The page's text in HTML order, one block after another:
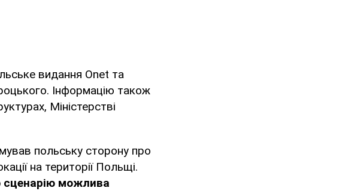
видання Onet та
Інформацію також
Міністерстві
польську сторону про
на території Польщі.
сценарію можлива